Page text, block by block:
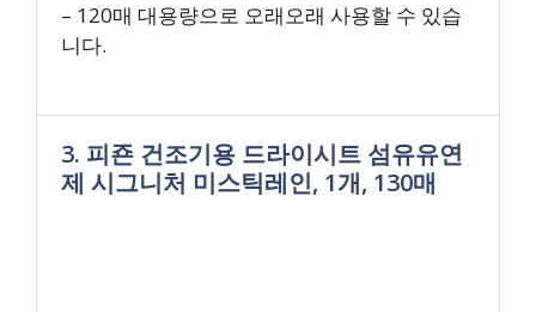
– 120매 대용량으로 오래오래 사용할 수 있습
니다.
3. 피죤 건조기용 드라이시트 섬유유연
제 시그니처 미스틱레인, 1개, 130매